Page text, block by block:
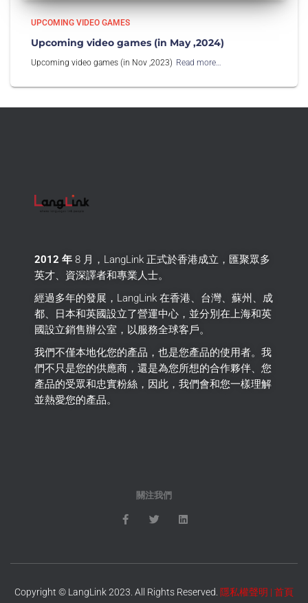
UPCOMING VIDEO GAMES
Upcoming video games (in May ,2024)
Upcoming video games (in Nov ,2023) Read more…
2012 年 8 月，LangLink 正式於香港成立，匯聚眾多
英才、資深譯者和專業人士。
經過多年的發展，LangLink 在香港、台灣、蘇州、成
都、日本和英國設立了營運中心，並分別在上海和英
國設立銷售辦公室，以服務全球客戶。
我們不僅本地化您的產品，也是您產品的使用者。 我
們不只是您的供應商，還是為您所想的合作夥伴、您
產品的受眾和忠實粉絲，因此，我們會和您一樣理解
並熱愛您的產品。
關注我們
Copyright © LangLink 2023. All Rights Reserved. 隱私權聲明 | 首頁